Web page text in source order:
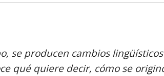
se producen cambios
qué quiere decir, cómo se